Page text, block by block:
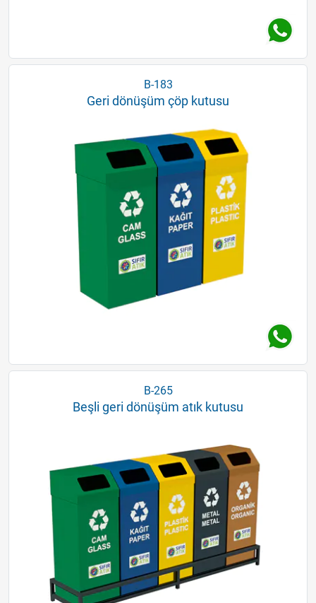
B-183
Geri dönüşüm çöp kutusu
B-265
Beşli geri dönüşüm atık kutusu